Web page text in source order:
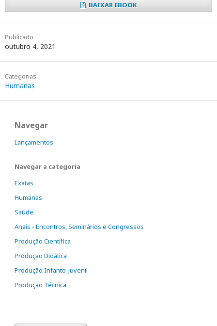
BAIXAR EBOOK
Publicado
outubro 4, 2021
Categorias
Humanas
Navegar
Lançamentos
Navegar a categoria
Exatas
Humanas
Saúde
Anais - Encontros, Seminários e Congressos
Produção Científica
Produção Didática
Produção Infanto-juvenil
Produção Técnica